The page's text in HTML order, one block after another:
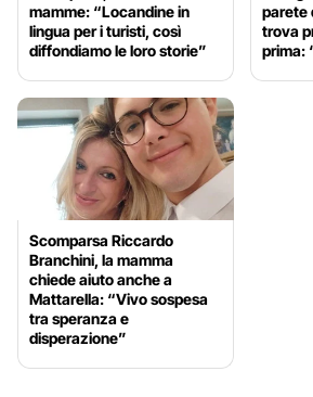
mamme: “Locandine in
lingua per i turisti, così
diffondiamo le loro storie”
parete
trova
prima:
Scomparsa Riccardo
Branchini, la mamma
chiede aiuto anche a
Mattarella: “Vivo sospesa
tra speranza e
disperazione”